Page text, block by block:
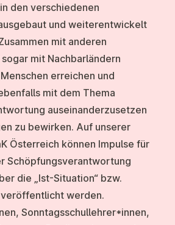
den verschiedenen
und weiterentwickelt
mit anderen
mit Nachbarländern
erreichen und
mit dem Thema
auseinanderzusetzen
zu bewirken. Auf unserer
Österreich können Impulse für
Schöpfungsverantwortung
die „Ist-Situation“ bzw.
werden.
Sonntagsschullehrer*innen,